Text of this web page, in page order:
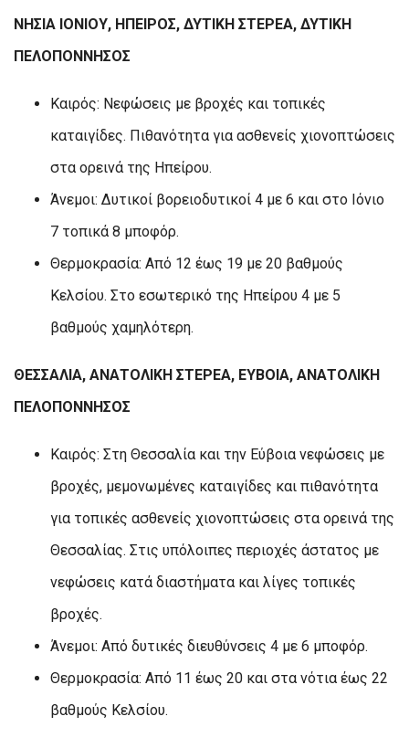
ΝΗΣΙΑ ΙΟΝΙΟΥ, ΗΠΕΙΡΟΣ, ΔΥΤΙΚΗ ΣΤΕΡΕΑ, ΔΥΤΙΚΗ
ΠΕΛΟΠΟΝΝΗΣΟΣ
Καιρός: Nεφώσεις με βροχές και τοπικές
καταιγίδες. Πιθανότητα για ασθενείς χιονοπτώσεις
στα ορεινά της Ηπείρου.
Άνεμοι: Δυτικοί βορειοδυτικοί 4 με 6 και στο Ιόνιο
7 τοπικά 8 μποφόρ.
Θερμοκρασία: Από 12 έως 19 με 20 βαθμούς
Κελσίου. Στο εσωτερικό της Ηπείρου 4 με 5
βαθμούς χαμηλότερη.
ΘΕΣΣΑΛΙΑ, ΑΝΑΤΟΛΙΚΗ ΣΤΕΡΕΑ, ΕΥΒΟΙΑ, ΑΝΑΤΟΛΙΚΗ
ΠΕΛΟΠΟΝΝΗΣΟΣ
Καιρός: Στη Θεσσαλία και την Εύβοια νεφώσεις με
βροχές, μεμονωμένες καταιγίδες και πιθανότητα
για τοπικές ασθενείς χιονοπτώσεις στα ορεινά της
Θεσσαλίας. Στις υπόλοιπες περιοχές άστατος με
νεφώσεις κατά διαστήματα και λίγες τοπικές
βροχές.
Άνεμοι: Από δυτικές διευθύνσεις 4 με 6 μποφόρ.
Θερμοκρασία: Από 11 έως 20 και στα νότια έως 22
βαθμούς Κελσίου.